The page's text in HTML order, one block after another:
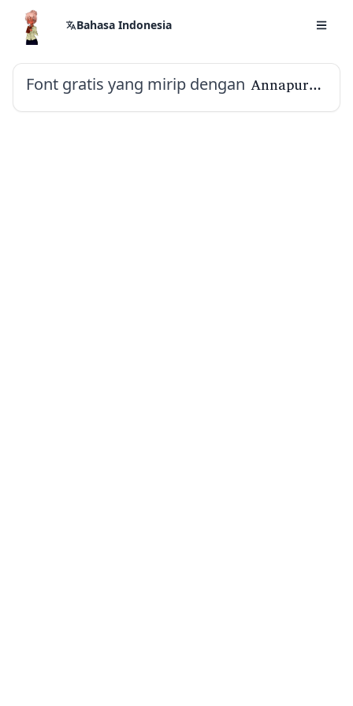
Bahasa Indonesia
Font gratis yang mirip dengan Annapurna SIL